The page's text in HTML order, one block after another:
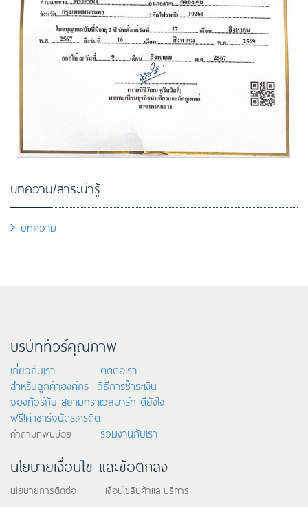
บทความ/สาระน่ารู้
บทความ
บริษัททัวร์คุณภาพ
เกี่ยวกับเรา
ติดต่อเรา
สำหรับลูกค้าองค์กร วิธีการชำระเงิน
จองทัวร์กับ สยามทราเวลมาร์ท ดียังไง
ฟรี!ค่าชาร์จบัตรเครดิต
คำถามที่พบบ่อย ร่วมงานกับเรา
นโยบายเงื่อนไข และข้อตกลง
นโยบายการติดต่อ เงื่อนไขสินค้าและบริการ